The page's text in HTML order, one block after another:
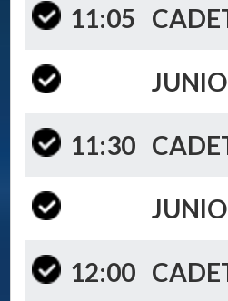
11:05
11:30
12:00